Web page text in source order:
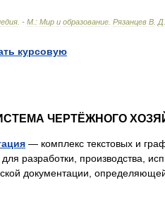
. - М : Мир и образование Рязанцев В Д
курсовую
ЧЕРТЁЖНОГО
— комплекс текстовых и
разработки, производства,
документации,